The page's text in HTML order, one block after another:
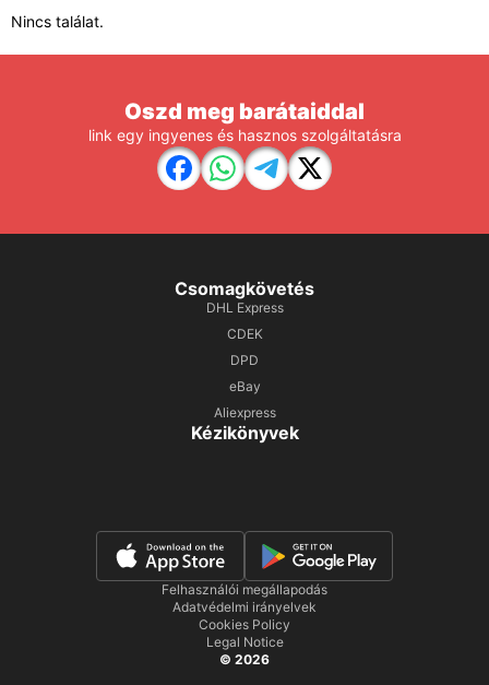
Nincs találat.
Oszd meg barátaiddal
link egy ingyenes és hasznos szolgáltatásra
Csomagkövetés
DHL Express
CDEK
DPD
eBay
Aliexpress
Kézikönyvek
Felhasználói megállapodás
Adatvédelmi irányelvek
Cookies Policy
Legal Notice
© 2026